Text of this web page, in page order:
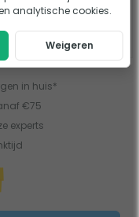
in huis*
€75
experts
analytische cookies.
Weigeren